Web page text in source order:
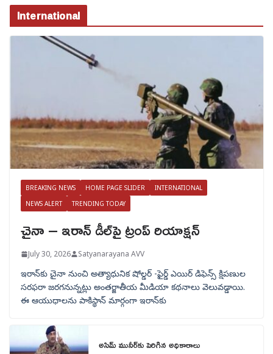
International
BREAKING NEWS HOME PAGE SLIDER
INTERNATIONAL
NEWS ALERT
TRENDING TODAY
చైనా – ఇరాన్ డీల్‌పై ట్రంప్ రియాక్షన్
July 30, 2026 Satyanarayana AVV
ఇరాన్‌కు చైనా నుంచి అత్యాధునిక షోల్డర్‌ -ఫైర్డ్ ఎయిర్ డిఫెన్స్ క్షిపణుల
సరఫరా జరగనున్నట్లు అంతర్జాతీయ మీడియా కథనాలు వెలువడ్డాయి.
ఈ ఆయుధాలను పాకిస్థాన్‌ మార్గంగా ఇరాన్‌కు
అసిమ్ మునీర్‌కు పెరిగిన అధికారాలు